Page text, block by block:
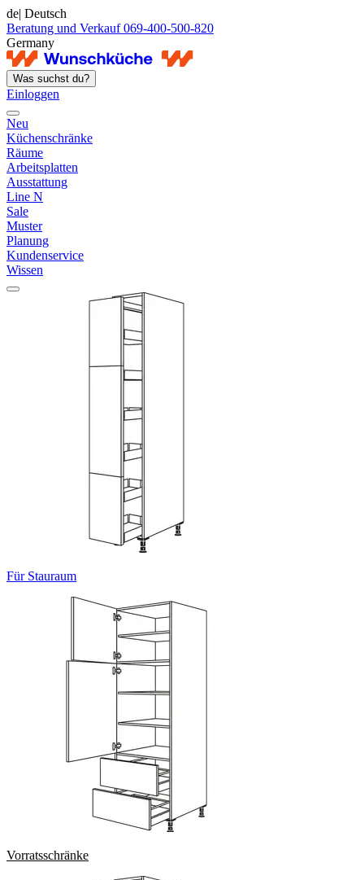
de| Deutsch
Beratung und Verkauf 069-400-500-820
Germany
Was suchst du?
Einloggen
Neu
Küchenschränke
Räume
Arbeitsplatten
Ausstattung
Line N
Sale
Muster
Planung
Kundenservice
Wissen
Für Stauraum
Vorratsschränke